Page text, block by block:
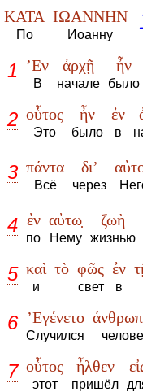
ΚΑΤΑ
По
ΙΩΑΝΝΗΝ
Иоанну
1 ’Εν
В
ἀρχῇ
начале
ἦν
было
2 οὗτος
Это
ἦν
было
ἐν
в
3 πάντα
Всё
δι’
через
4 ἐν
по
αὐτω̣
Нему
ζωὴ
жизнью
5 καὶ
и
τὸ φῶς
свет
ἐν
в
6 ’Εγένετο
Случился
7 οὗτος
этот
ἦλθεν
пришёл